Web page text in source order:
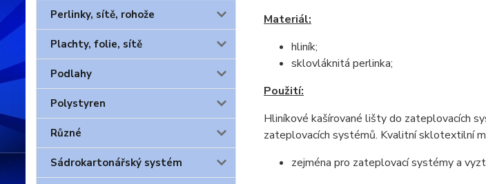
Perlinky, sítě, rohože
Plachty, folie, sítě
Podlahy
Polystyren
Různé
Sádrokartonářský systém
Materiál:
hliník;
sklovláknitá perlinka;
Použití:
Hliníkové kašírované lišty do zateplovacích
zateplovacích systémů. Kvalitní sklotextilní
zejména pro zateplovací systémy a